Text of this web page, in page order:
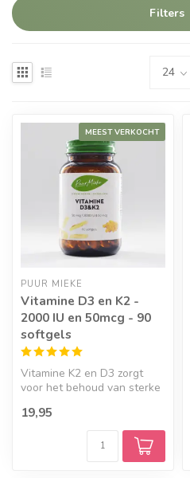
Filters
MEEST VERKOCHT
PUUR MIEKE
Vitamine D3 en K2 -
2000 IU en 50mcg - 90
softgels
Vitamine K2 en D3 zorgt
voor het behoud van sterke
voo...
19,95